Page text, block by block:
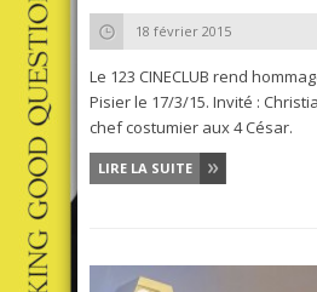
18 février 2015
Le 123 CINECLUB rend
Pisier le 17/3/15. Invité :
chef costumier aux 4 César.
LIRE LA SUITE